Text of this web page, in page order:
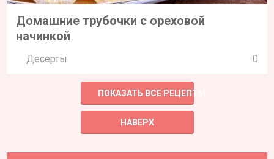
Домашние трубочки с ореховой
начинкой
Десерты 0
ПОКАЗАТЬ ВСЕ РЕЦЕПТЫ
НАВЕРХ